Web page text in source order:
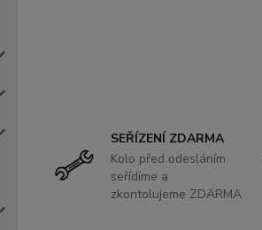
SEŘÍZENÍ ZDARMA
Kolo před odesláním
seřídíme a
zkontolujeme ZDARMA